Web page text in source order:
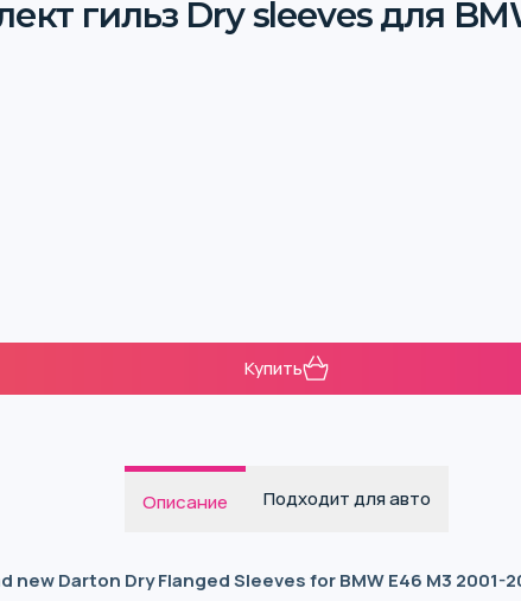
гильз Dry sleeves для
Купить
Описание Подходит для авто
Darton Dry Flanged Sleeves for BMW E46 M3 2001-